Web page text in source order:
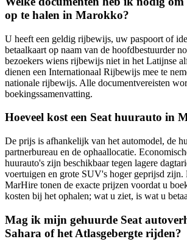
op te halen in Marokko?
U heeft een geldig rijbewijs, uw paspoort of
betaalkaart op naam van de hoofdbestuurder
bezoekers wiens rijbewijs niet in het Latijnse
dienen een Internationaal Rijbewijs mee te
nationale rijbewijs. Alle documentvereisten
boekingssamenvatting.
Hoeveel kost een Seat huurauto in
De prijs is afhankelijk van het automodel, de
partnerbureau en de ophaallocatie.
huurauto's zijn beschikbaar tegen lagere
voertuigen en grote SUV's hoger geprijsd zijn.
MarHire tonen de exacte prijzen voordat u
kosten bij het ophalen; wat u ziet, is wat u
Mag ik mijn gehuurde Seat
Sahara of het Atlasgebergte rijden?